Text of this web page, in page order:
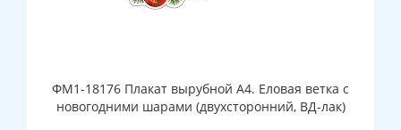
ФМ1-18176 Плакат вырубной А4. Еловая ветка с
новогодними шарами (двухсторонний, ВД-лак)